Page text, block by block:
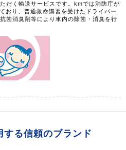
だく輸送サービスです。kmでは消防庁が
おり、普通救命講習を受けたドライバー
菌消臭剤等により車内の除菌・消臭を行
る信頼のブランド